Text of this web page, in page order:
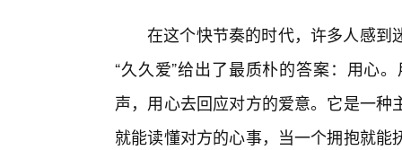
在这个快节奏的时代，许多人感到
“久久爱”给出了最质朴的答案：用心
声，用心去回应对方的爱意。它是一
就能读懂对方的心事，当一个拥抱就